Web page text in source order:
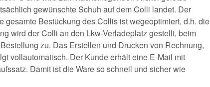
gewünschte Schuh auf dem Colli landet. Der
Bestückung des Collis ist wegeoptimiert, d.h. die
wird der Colli an den Lkw-Verladeplatz gestellt, beim
zu. Das Erstellen und Drucken von Rechnung,
vollautomatisch. Der Kunde erhält eine E-Mail mit
Damit ist die Ware so schnell und sicher wie